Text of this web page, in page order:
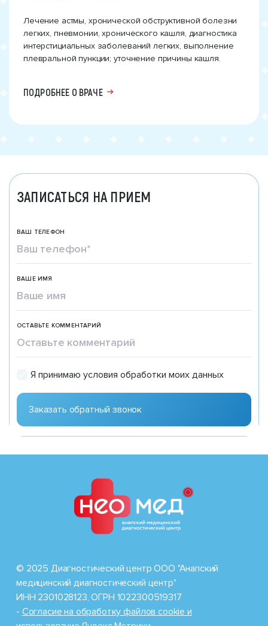
Лечение астмы, хронической обструктивной болезни
легких, пневмонии, хронического кашля, диагностика
интерстициальных заболеваний легких, выполнение
плевральной пункции; уточнение причины кашля.
ПОДРОБНЕЕ О ВРАЧЕ
ЗАПИСАТЬСЯ НА ПРИЕМ
ВАШ ТЕЛЕФОН
ВАШЕ ИМЯ
ОСТАВЬТЕ КОММЕНТАРИЙ
Я принимаю условия обработки моих данных
© 2025 Диагностический центр ООО "Анапский
медицинский диагностический центр"
ИНН 2301028123, ОГРН 1022300519317
- Cогласие на обработку файлов cookie и